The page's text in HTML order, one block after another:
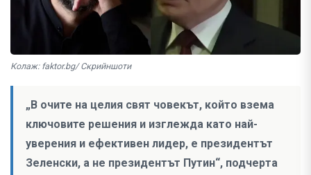
Колаж: faktor.bg/ Скрийншоти
„В очите на целия свят човекът, който взема
ключовите решения и изглежда като най-
уверения и ефективен лидер, е президентът
Зеленски, а не президентът Путин“, подчерта